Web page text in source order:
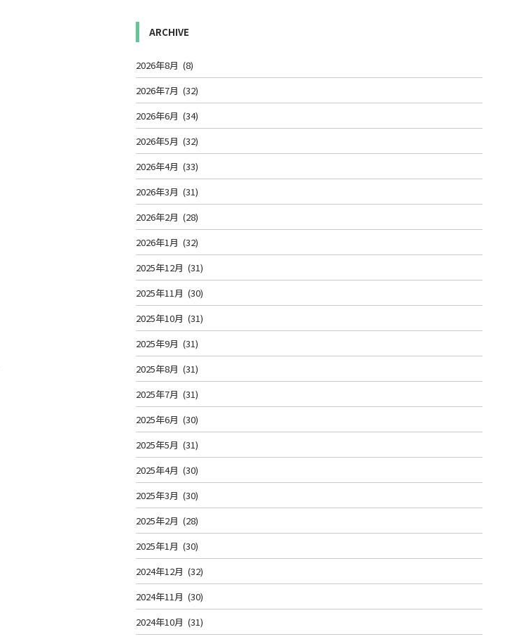
ARCHIVE
2026年8月 (8)
2026年7月 (32)
2026年6月 (34)
2026年5月 (32)
2026年4月 (33)
2026年3月 (31)
2026年2月 (28)
2026年1月 (32)
2025年12月 (31)
2025年11月 (30)
2025年10月 (31)
2025年9月 (31)
2025年8月 (31)
2025年7月 (31)
2025年6月 (30)
2025年5月 (31)
2025年4月 (30)
2025年3月 (30)
2025年2月 (28)
2025年1月 (30)
2024年12月 (32)
2024年11月 (30)
2024年10月 (31)